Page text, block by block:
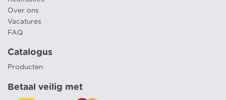
Over ons
Vacatures
FAQ
Catalogus
Producten
Betaal veilig met